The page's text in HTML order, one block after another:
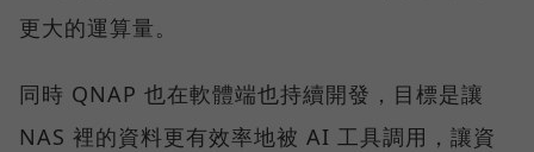
更大的運算量。
同時 QNAP 也在軟體端也持續開發，目標是讓
NAS 裡的資料更有效率地被 AI 工具調用，讓資